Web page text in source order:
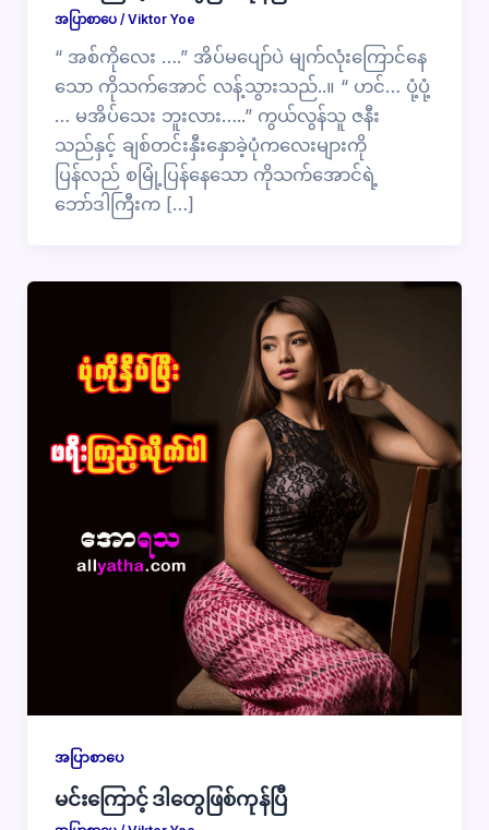
အပြာစာပေ/Viktor Yoe
“ အစ်ကိုလေး ….” အိပ်မပျော်ပဲ မျက်လုံးကြောင်နေ
သော ကိုသက်အောင် လန့်သွားသည်..။ “ ဟင်… ပုံ့ပုံ့
… မအိပ်သေး ဘူးလား…..” ကွယ်လွန်သူ ဇနီး
သည်နှင့် ချစ်တင်းနှီးနှောခဲ့ပုံကလေးများကို
ပြန်လည် စမြုံ့ပြန်နေသော ကိုသက်အောင်ရဲ့
ဘော်ဒါကြီးက […]
အပြာစာပေ
မင်းကြောင့် ဒါတွေဖြစ်ကုန်ပြီ